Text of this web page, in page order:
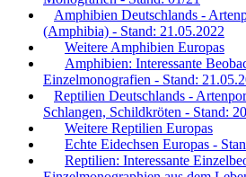
Amphibien Deutschlands -
(Amphibia) - Stand: 21.05.2022
Weitere Amphibien Europas
Amphibien: Interessante
Einzelmonografien - Stand:
Reptilien Deutschlands -
Schlangen, Schildkröten - Stand:
Weitere Reptilien Europas
Echte Eidechsen Europas -
Reptilien: Interessante